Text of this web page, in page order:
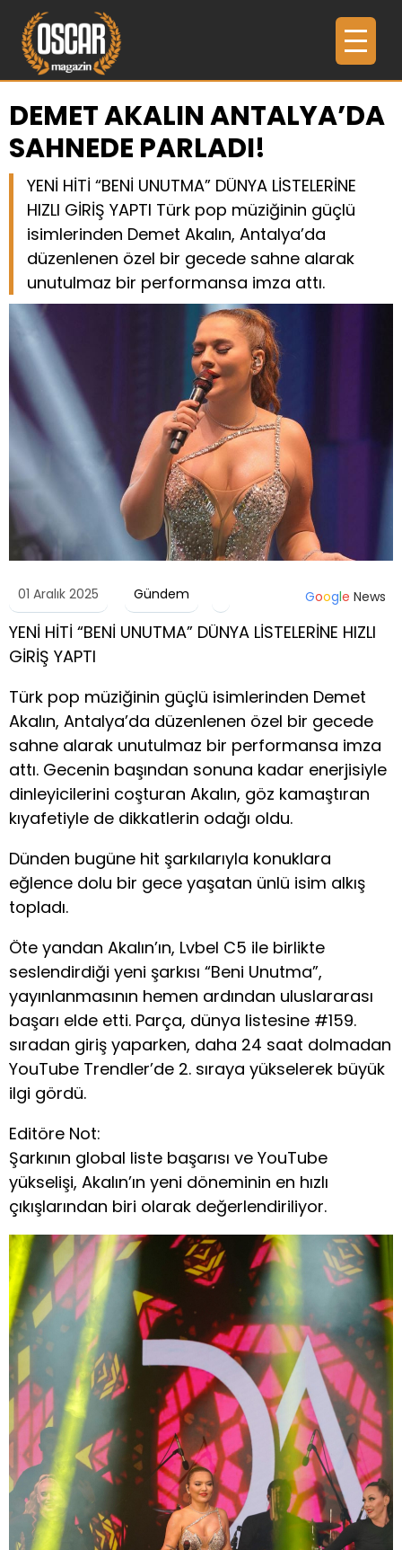
DEMET AKALIN ANTALYA’DA
SAHNEDE PARLADI!
YENİ HİTİ “BENİ UNUTMA” DÜNYA LİSTELERİNE
HIZLI GİRİŞ YAPTI Türk pop müziğinin güçlü
isimlerinden Demet Akalın, Antalya’da
düzenlenen özel bir gecede sahne alarak
unutulmaz bir performansa imza attı.
01 Aralık 2025 Gündem Google News
YENİ HİTİ “BENİ UNUTMA” DÜNYA LİSTELERİNE HIZLI
GİRİŞ YAPTI
Türk pop müziğinin güçlü isimlerinden Demet
Akalın, Antalya’da düzenlenen özel bir gecede
sahne alarak unutulmaz bir performansa imza
attı. Gecenin başından sonuna kadar enerjisiyle
dinleyicilerini coşturan Akalın, göz kamaştıran
kıyafetiyle de dikkatlerin odağı oldu.
Dünden bugüne hit şarkılarıyla konuklara
eğlence dolu bir gece yaşatan ünlü isim alkış
topladı.
Öte yandan Akalın’ın, Lvbel C5 ile birlikte
seslendirdiği yeni şarkısı “Beni Unutma”,
yayınlanmasının hemen ardından uluslararası
başarı elde etti. Parça, dünya listesine #159.
sıradan giriş yaparken, daha 24 saat dolmadan
YouTube Trendler’de 2. sıraya yükselerek büyük
ilgi gördü.
Editöre Not:
Şarkının global liste başarısı ve YouTube
yükselişi, Akalın’ın yeni döneminin en hızlı
çıkışlarından biri olarak değerlendiriliyor.